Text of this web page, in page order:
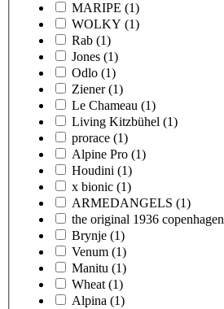
MARIPE (1)
WOLKY (1)
Rab (1)
Jones (1)
Odlo (1)
Ziener (1)
Le Chameau (1)
Living Kitzbühel (1)
prorace (1)
Alpine Pro (1)
Houdini (1)
x bionic (1)
ARMEDANGELS (1)
the original 1936 copenhagen
Brynje (1)
Venum (1)
Manitu (1)
Wheat (1)
Alpina (1)